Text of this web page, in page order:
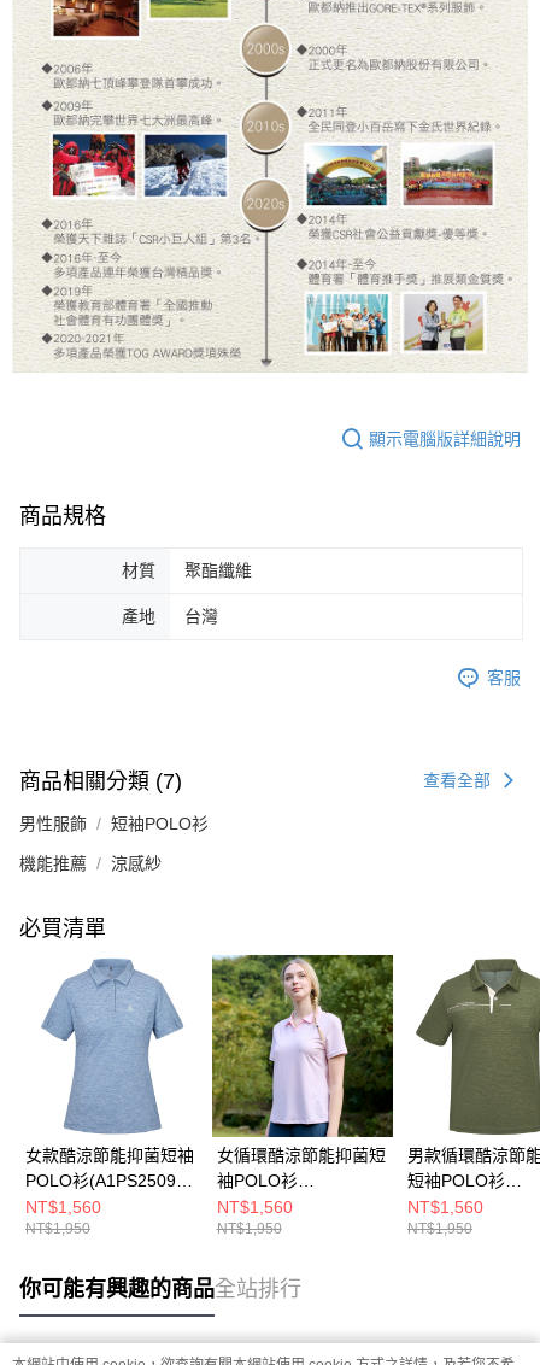
顯示電腦版詳細說明
商品規格
材質 聚酯纖維
產地 台灣
客服
商品相關分類 (7) 查看全部
男性服飾 短袖POLO衫
機能推薦 涼感紗
必買清單
女款酷涼節能抑菌短袖
POLO衫(A1PS2509W
麻花軍藍/涼感透氣/抑
菌抗臭/快乾排汗/抗紫
NT$1,560
NT$1,950
女循環酷涼節能抑菌短
袖POLO衫
(A1PS2514WC淺粉印
花/涼感透氣/抑菌抗臭/
NT$1,560
NT$1,950
男款循環酷涼節
短袖POLO衫
(A1PS2510MC
綠/涼感透氣/抑菌
NT$1,560
NT$1,950
你可能有興趣的商品全站排行